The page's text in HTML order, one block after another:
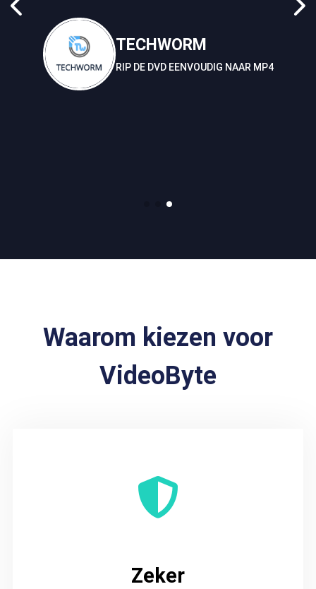
TECHWORM
RIP DE DVD EENVOUDIG NAAR MP4
Waarom kiezen voor
VideoByte
Zeker